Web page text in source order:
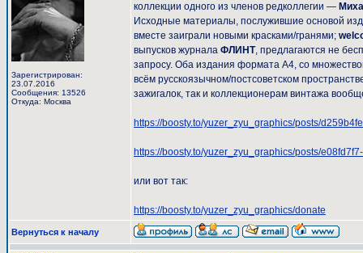
Зарегистрирован:
23.07.2016
Сообщения: 13526
Откуда: Москва
коллекции одного из членов редколлегии —
Исходные материалы, послужившие основой
вместе заиграли новыми красками/гранями;
выпусков журнала ФЛИНТ, предлагаются не
запросу. Оба издания формата А4, со
всём русскоязычном/постсоветском
зажигалок, так и коллекционерам винтажа
https://boosty.to/yuzer_zyu_graphics/posts/
https://boosty.to/yuzer_zyu_graphics/posts/
или вот так:
https://boosty.to/yuzer_zyu_graphics/donate
Вернуться к началу